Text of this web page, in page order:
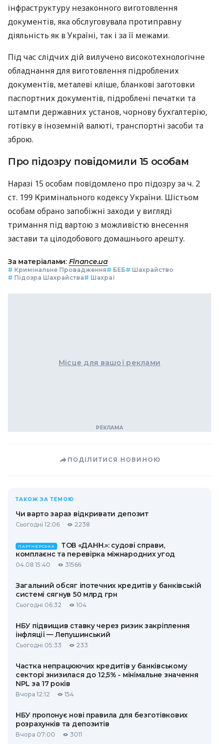
інфраструктуру незаконного виготовлення
документів, яка обслуговувала протиправну
діяльність як в Україні, так і за її межами.
Під час слідчих дій вилучено високотехнологічне
обладнання для виготовлення підроблених
документів, металеві кліше, бланкові заготовки
паспортних документів, підроблені печатки та
штампи державних установ, чорнову бухгалтерію,
готівку в іноземній валюті, транспортні засоби та
зброю.
Про підозру повідомили 15 особам
Наразі 15 особам повідомлено про підозру за ч. 2
ст. 199 Кримінального кодексу України. Шістьом
особам обрано запобіжні заходи у вигляді
тримання під вартою з можливістю внесення
застави та цілодобового домашнього арешту.
За матеріалами: Finance.ua
# Кримінальне Провадження# БЕБ# Шахрайство
# Підозра Шахрайства# Шахраї
Місце для вашої реклами
ПОДІЛИТИСЯ НОВИНОЮ
ТАКОЖ ЗА ТЕМОЮ
Чи варто зараз відкривати депозит
Сьогодні 12:06 2238
ПАРТНЕРСЬКА
ТОВ «ДАНН.»: судові справи,
комплаєнс та перевірка міжнародних угод
04.08 15:40 31566
Загальний обсяг іпотечних кредитів у банківській
системі сягнув 50 млрд грн
Сьогодні 06:32 104
НБУ підвищив ставку через ризик закріплення
інфляції — Лепушинський
Сьогодні 05:33 233
Частка непрацюючих кредитів у банківському
секторі знизилася до 12,5% - мінімальне значення
NPL за 17 років
Вчора 12:12 154
НБУ пропонує нові правила для безготівкових
розрахунків та депозитів
Вчора 07:00 3011